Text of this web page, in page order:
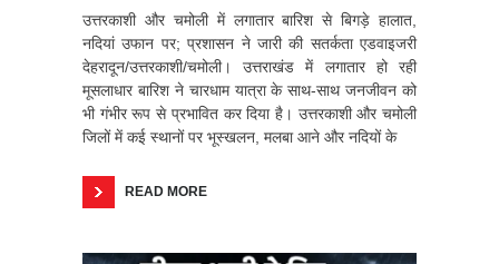
उत्तरकाशी और चमोली में लगातार बारिश से बिगड़े हालात,
नदियां उफान पर; प्रशासन ने जारी की सतर्कता एडवाइजरी
देहरादून/उत्तरकाशी/चमोली। उत्तराखंड में लगातार हो रही
मूसलाधार बारिश ने चारधाम यात्रा के साथ-साथ जनजीवन को
भी गंभीर रूप से प्रभावित कर दिया है। उत्तरकाशी और चमोली
जिलों में कई स्थानों पर भूस्खलन, मलबा आने और नदियों के
READ MORE